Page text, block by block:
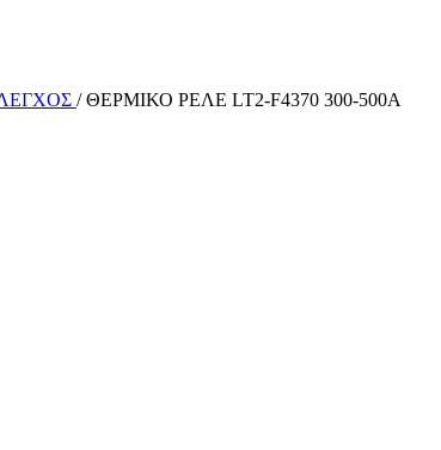
/ ΘΕΡΜΙΚΟ ΡΕΛΕ LT2-F4370 300-500A